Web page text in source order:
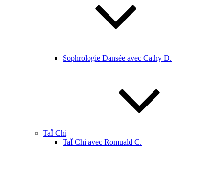
Sophrologie Dansée avec Cathy D.
TaÏ Chi
TaÏ Chi avec Romuald C.